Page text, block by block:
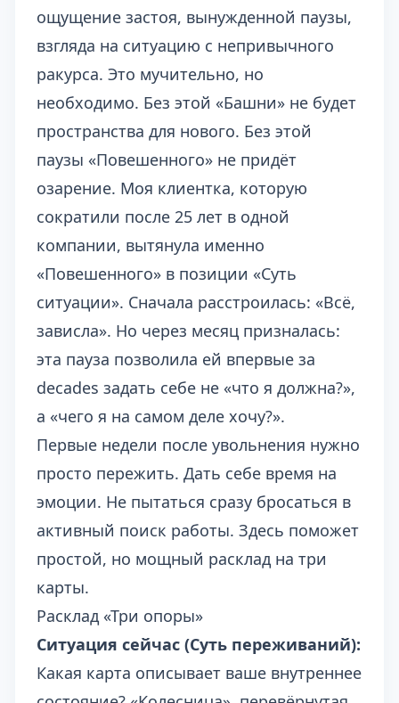
ощущение застоя, вынужденной паузы,
взгляда на ситуацию с непривычного
ракурса. Это мучительно, но
необходимо. Без этой «Башни» не будет
пространства для нового. Без этой
паузы «Повешенного» не придёт
озарение. Моя клиентка, которую
сократили после 25 лет в одной
компании, вытянула именно
«Повешенного» в позиции «Суть
ситуации». Сначала расстроилась: «Всё,
зависла». Но через месяц призналась:
эта пауза позволила ей впервые за
decades задать себе не «что я должна?»,
а «чего я на самом деле хочу?».
Первые недели после увольнения нужно
просто пережить. Дать себе время на
эмоции. Не пытаться сразу бросаться в
активный поиск работы. Здесь поможет
простой, но мощный расклад на три
карты.
Расклад «Три опоры»
Ситуация сейчас (Суть переживаний):
Какая карта описывает ваше внутреннее